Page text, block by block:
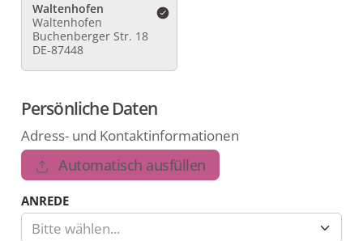
Waltenhofen
Waltenhofen
Buchenberger Str. 18
DE-87448
Persönliche Daten
Adress- und Kontaktinformationen
Automatisch ausfüllen
ANREDE
Bitte wählen...